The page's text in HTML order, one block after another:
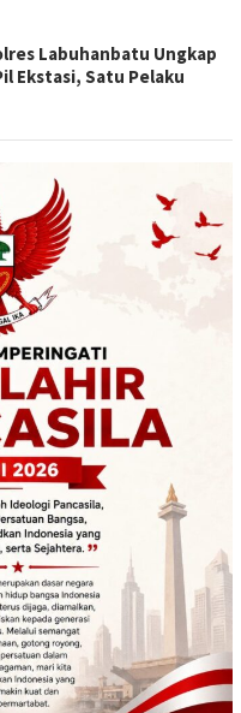
Labuhanbatu Ungkap
Ekstasi, Satu Pelaku